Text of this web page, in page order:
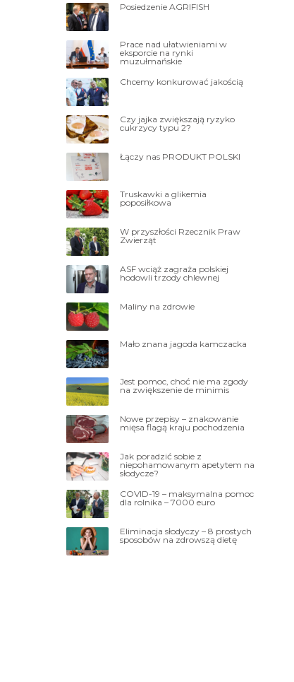
Posiedzenie AGRIFISH
Prace nad ułatwieniami w
eksporcie na rynki
muzułmańskie
Chcemy konkurować jakością
Czy jajka zwiększają ryzyko
cukrzycy typu 2?
Łączy nas PRODUKT POLSKI
Truskawki a glikemia
poposiłkowa
W przyszłości Rzecznik Praw
Zwierząt
ASF wciąż zagraża polskiej
hodowli trzody chlewnej
Maliny na zdrowie
Mało znana jagoda kamczacka
Jest pomoc, choć nie ma zgody
na zwiększenie de minimis
Nowe przepisy – znakowanie
mięsa flagą kraju pochodzenia
Jak poradzić sobie z
niepohamowanym apetytem na
słodycze?
COVID-19 – maksymalna pomoc
dla rolnika – 7000 euro
Eliminacja słodyczy – 8 prostych
sposobów na zdrowszą dietę